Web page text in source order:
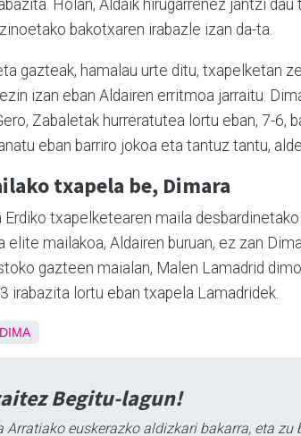
Holan, Aldaik hirugarrenez jantzi
bakotxaren irabazle izan da-ta.
gazteak, hamalau urte ditu, txapelketan
izan eban Aldairen erritmoa jarraitu.
Zabaletak hurreratutea lortu eban, 7-6,
eban barriro jokoa eta tantuz tantu,
txapela be, Dimara
Erdiko txapelketearen maila
elite mailakoa, Aldairen buruan, ez zan
gazteen maialan, Malen Lamadrid
irabazita lortu eban txapela Lamadridek.
DIMA
Begitu-lagun!
Arratiako euskerazko aldizkari bakarra, eta zu